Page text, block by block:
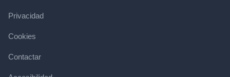
Privacidad
Cookies
Contactar